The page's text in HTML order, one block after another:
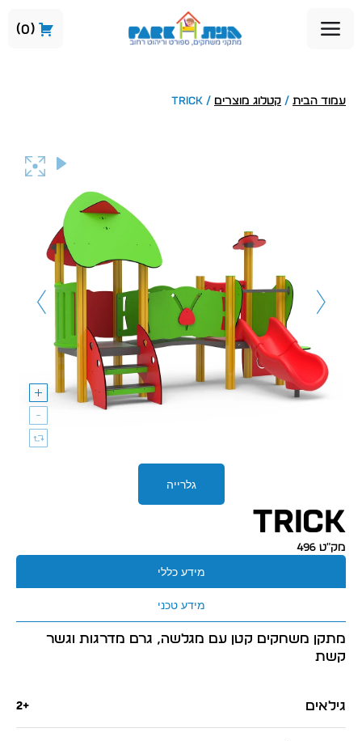
0
עמוד הבית / קטלוג מוצרים / Trick
Trick
מק״ט 496
מידע כללי
מידע טכני
מתקן משחקים קטן עם מגלשה, גרם מדרגות וגשר
קשת
גילאים +2
גלרייה